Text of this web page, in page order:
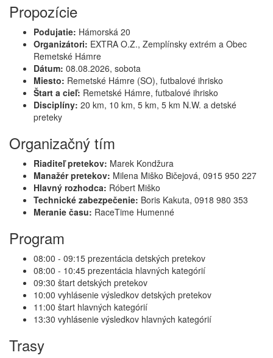
Propozície
Podujatie: Hámorská 20
Organizátori: EXTRA O.Z., Zemplínsky extrém a Obec
Remetské Hámre
Dátum: 08.08.2026, sobota
Miesto: Remetské Hámre (SO), futbalové ihrisko
Štart a cieľ: Remetské Hámre, futbalové ihrisko
Disciplíny: 20 km, 10 km, 5 km, 5 km N.W. a detské
preteky
Organizačný tím
Riaditeľ pretekov: Marek Kondžura
Manažér pretekov: Milena Miško Bičejová, 0915 950 227
Hlavný rozhodca: Róbert Miško
Technické zabezpečenie: Boris Kakuta, 0918 980 353
Meranie času: RaceTime Humenné
Program
08:00 - 09:15 prezentácia detských pretekov
08:00 - 10:45 prezentácia hlavných kategórií
09:30 štart detských pretekov
10:00 vyhlásenie výsledkov detských pretekov
11:00 štart hlavných kategórií
13:30 vyhlásenie výsledkov hlavných kategórií
Trasy